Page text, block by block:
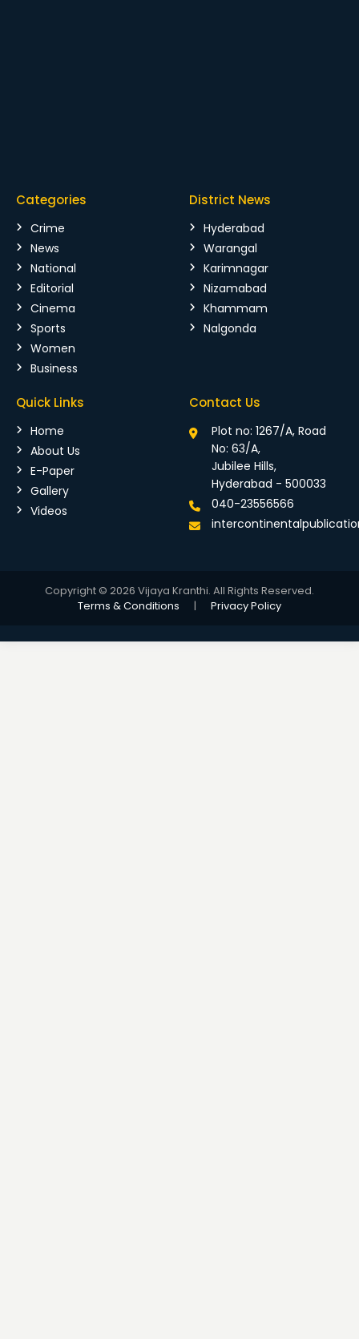
Categories
Crime
News
National
Editorial
Cinema
Sports
Women
Business
District News
Hyderabad
Warangal
Karimnagar
Nizamabad
Khammam
Nalgonda
Quick Links
Home
About Us
E-Paper
Gallery
Videos
Contact Us
Plot no: 1267/A, Road
No: 63/A,
Jubilee Hills,
Hyderabad - 500033
040-23556566
Copyright © 2026 Vijaya Kranthi. All Rights Reserved.
Terms & Conditions
| Privacy Policy